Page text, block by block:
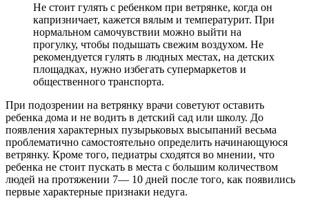
Не стоит гулять с ребенком при ветрянке, когда он
капризничает, кажется вялым и температурит. При
нормальном самочувствии можно выйти на
прогулку, чтобы подышать свежим воздухом. Не
рекомендуется гулять в людных местах, на детских
площадках, нужно избегать супермаркетов и
общественного транспорта.
При подозрении на ветрянку врачи советуют оставить
ребенка дома и не водить в детский сад или школу. До
появления характерных пузырьковых высыпаний весьма
проблематично самостоятельно определить начинающуюся
ветрянку. Кроме того, педиатры сходятся во мнении, что
ребенка не стоит пускать в места с большим количеством
людей на протяжении 7— 10 дней после того, как появились
первые характерные признаки недуга.